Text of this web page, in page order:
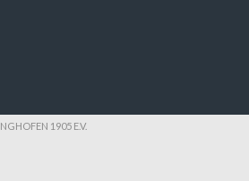
1905 E.V.